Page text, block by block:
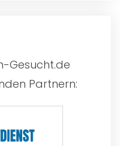
Gesucht.de
Partnern: